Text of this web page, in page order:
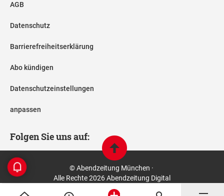
AGB
Datenschutz
Barrierefreiheitserklärung
Abo kündigen
Datenschutzeinstellungen
anpassen
Folgen Sie uns auf:
© Abendzeitung München ·
Alle Rechte 2026 Abendzeitung Digital